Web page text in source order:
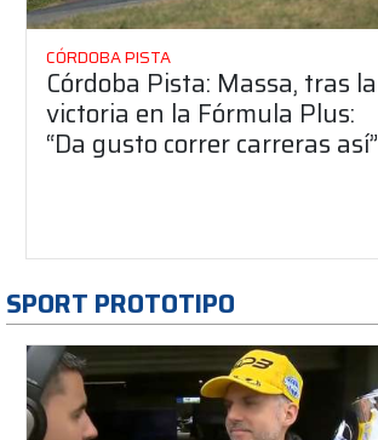
CÓRDOBA PISTA
Córdoba Pista: Massa, tras la
victoria en la Fórmula Plus:
“Da gusto correr carreras así”
SPORT PROTOTIPO